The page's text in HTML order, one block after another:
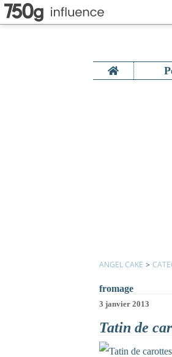
Home
ANGEL CAKE >
fromage
3 janvier 2013
Tatin de